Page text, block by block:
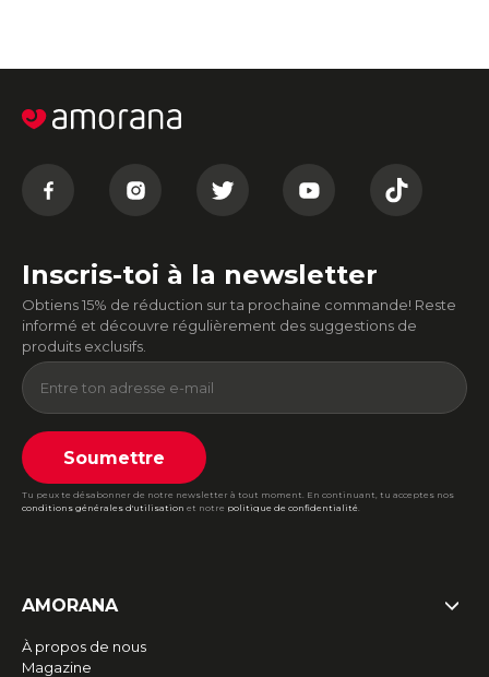
Inscris-toi à la newsletter
Obtiens 15% de réduction sur ta prochaine commande! Reste
informé et découvre régulièrement des suggestions de
produits exclusifs.
Soumettre
Tu peux te désabonner de notre newsletter à tout moment. En continuant, tu acceptes nos
conditions générales d'utilisation et notre politique de confidentialité.
AMORANA
À propos de nous
Magazine